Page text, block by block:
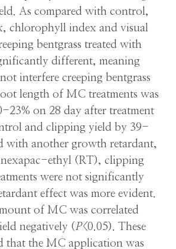
As compared with control,
chlorophyll index and visual
bentgrass treated with
different, meaning
interfere creeping bentgrass
length of MC treatments was
23% on 28 day after treatment
and clipping yield by 39-
with another growth retardant,
ethyl (RT), clipping
were not significantly
effect was more evident.
of MC was correlated
negatively (P<0.05). These
that the MC application was